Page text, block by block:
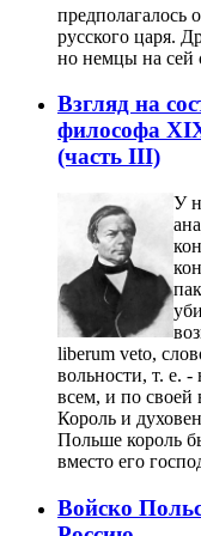
предполагалось
русского царя.
но немцы на сей
Взгляд на
философа
(часть III)
У
liberum veto,
вольности, т. е.
всем, и по своей
Король и
Польше король
вместо его
Войско